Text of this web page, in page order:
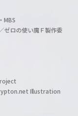
MBS
ゼロの使い魔Ｆ製作委
Illustration